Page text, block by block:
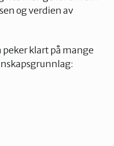
og verdien av
klart på mange